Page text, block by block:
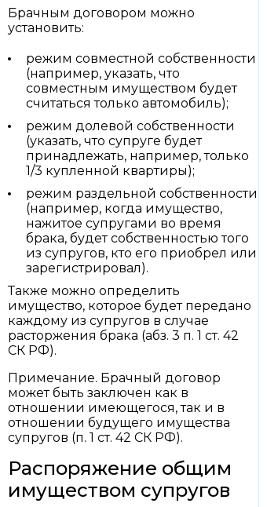
Брачным договором можно
установить:
режим совместной собственности
(например, указать, что
совместным имуществом будет
считаться только автомобиль);
режим долевой собственности
(указать, что супруге будет
принадлежать, например, только
1/3 купленной квартиры);
режим раздельной собственности
(например, когда имущество,
нажитое супругами во время
брака, будет собственностью того
из супругов, кто его приобрел или
зарегистрировал).
Также можно определить
имущество, которое будет передано
каждому из супругов в случае
расторжения брака (абз. 3 п. 1 ст. 42
СК РФ).
Примечание. Брачный договор
может быть заключен как в
отношении имеющегося, так и в
отношении будущего имущества
супругов (п. 1 ст. 42 СК РФ).
Распоряжение общим
имуществом супругов